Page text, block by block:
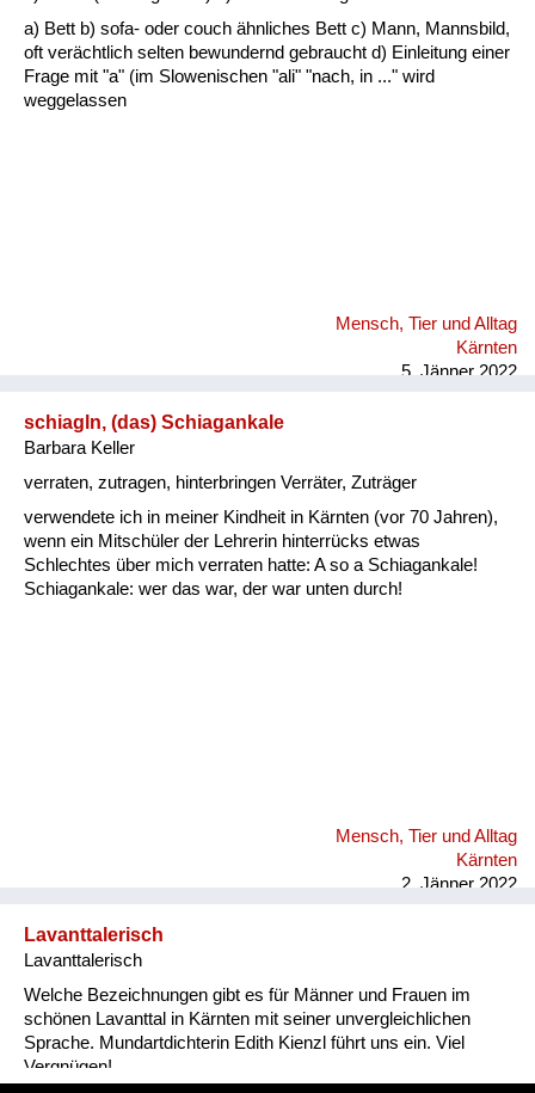
Fluchen und Reden
Mensch, Tier und Alltag
a) Bett b) sofa- oder couch ähnliches Bett c) Mann, Mannsbild,
oft verächtlich selten bewundernd gebraucht d) Einleitung einer
Frage mit "a" (im Slowenischen "ali" "nach, in ..." wird
weggelassen
Mensch, Tier und Alltag
Kärnten
5. Jänner 2022
schiagln, (das) Schiagankale
Barbara Keller
verraten, zutragen, hinterbringen Verräter, Zuträger
verwendete ich in meiner Kindheit in Kärnten (vor 70 Jahren),
wenn ein Mitschüler der Lehrerin hinterrücks etwas
Schlechtes über mich verraten hatte: A so a Schiagankale!
Schiagankale: wer das war, der war unten durch!
Mensch, Tier und Alltag
Kärnten
2. Jänner 2022
Lavanttalerisch
Lavanttalerisch
Welche Bezeichnungen gibt es für Männer und Frauen im
schönen Lavanttal in Kärnten mit seiner unvergleichlichen
Sprache. Mundartdichterin Edith Kienzl führt uns ein. Viel
Vergnügen!